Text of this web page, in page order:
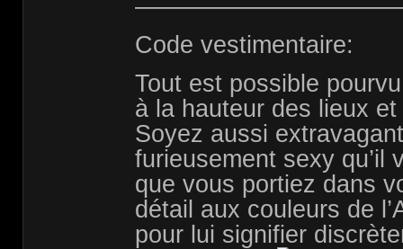
Code vestimentaire:
Tout est possible
à la hauteur des lieux et
Soyez aussi
furieusement sexy qu’il
que vous portiez dans
détail aux couleurs de
pour lui signifier